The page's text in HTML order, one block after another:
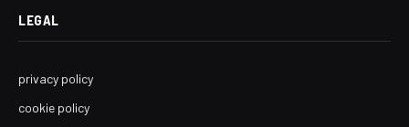
LEGAL
privacy policy
cookie policy